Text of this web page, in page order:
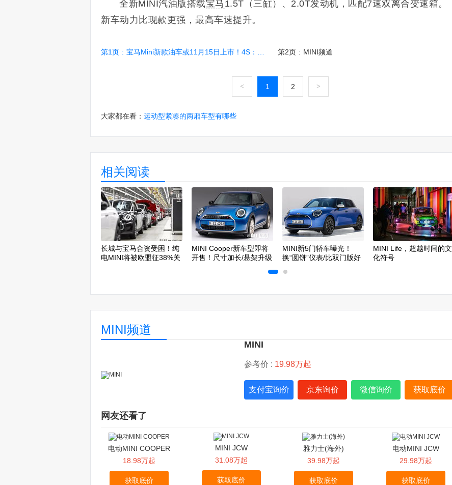
全新MINI汽油版搭载宝马 1.5T（三缸）、2.0T发动机，匹配7速双离合变速箱。
新车动力比现款更强，最高车速提升。
第1页 : 宝马Mini新款油车或11月15日上市！4S：售价更便宜 第2页 : MINI频道
< 1 2 >
大家都在看： 运动型紧凑的两厢车型有哪些
相关阅读
长城与宝马合资受困！纯
电MINI将被欧盟征38%关
MINI Cooper新车型即将
开售！尺寸加长/悬架升级
MINI新5门轿车曝光！
换“圆饼”仪表/比双门版好
MINI Life，超越时间的文
化符号
MINI频道
MINI
参考价 : 19.98万起
支付宝询价 京东询价 微信询价 获取底价
网友还看了
电动MINI COOPER
18.98万起
获取底价
MINI JCW
31.08万起
获取底价
雅力士(海外)
39.98万起
获取底价
电动MINI JCW
29.98万起
获取底价